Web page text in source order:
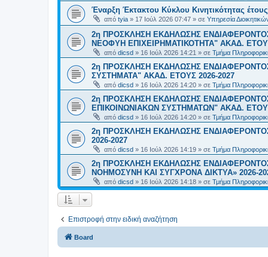
Έναρξη Έκτακτου Κύκλου Κινητικότητας
από tyia » 17 Ιούλ 2026 07:47 » σε Υπηρεσία
2η ΠΡΟΣΚΛΗΣΗ ΕΚΔΗΛΩΣΗΣ
ΝΕΟΦΥΗ ΕΠΙΧΕΙΡΗΜΑΤΙΚΟΤΗΤΑ" ΑΚΑΔ.
από dicsd » 16 Ιούλ 2026 14:21 » σε Τμήμα
2η ΠΡΟΣΚΛΗΣΗ ΕΚΔΗΛΩΣΗΣ
ΣΥΣΤΗΜΑΤΑ" ΑΚΑΔ. ΕΤΟΥΣ 2026-2027
από dicsd » 16 Ιούλ 2026 14:20 » σε Τμήμα
2η ΠΡΟΣΚΛΗΣΗ ΕΚΔΗΛΩΣΗΣ
ΕΠΙΚΟΙΝΩΝΙΑΚΩΝ ΣΥΣΤΗΜΑΤΩΝ" ΑΚΑΔ.
από dicsd » 16 Ιούλ 2026 14:20 » σε Τμήμα
2η ΠΡΟΣΚΛΗΣΗ ΕΚΔΗΛΩΣΗΣ
2026-2027
από dicsd » 16 Ιούλ 2026 14:19 » σε Τμήμα
2η ΠΡΟΣΚΛΗΣΗ ΕΚΔΗΛΩΣΗΣ
ΝΟΗΜΟΣΥΝΗ ΚΑΙ ΣΥΓΧΡΟΝΑ ΔΙΚΤΥΑ» 2026-
από dicsd » 16 Ιούλ 2026 14:18 » σε Τμήμα
Επιστροφή στην ειδική αναζήτηση
Board